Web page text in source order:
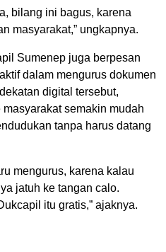
bilang ini bagus, karena
masyarakat,” ungkapnya.
Sumenep juga berpesan
dalam mengurus dokumen
digital tersebut,
semakin mudah
tanpa harus datang
mengurus, karena kalau
jatuh ke tangan calo.
itu gratis,” ajaknya.